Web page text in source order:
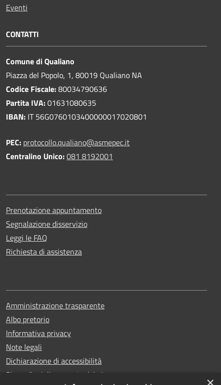
Eventi
CONTATTI
Comune di Qualiano
Piazza del Popolo, 1, 80019 Qualiano NA
Codice Fiscale:80034790636
Partita IVA:01631080635
IBAN: IT 56G0760103400000017020801
PEC: protocollo.qualiano@asmepec.it
Centralino Unico:081 8192001
Prenotazione appuntamento
Segnalazione disservizio
Leggi le FAQ
Richiesta di assistenza
Amministrazione trasparente
Albo pretorio
Informativa privacy
Note legali
Dichiarazione di accessibilità
Piano di miglioramento del sito